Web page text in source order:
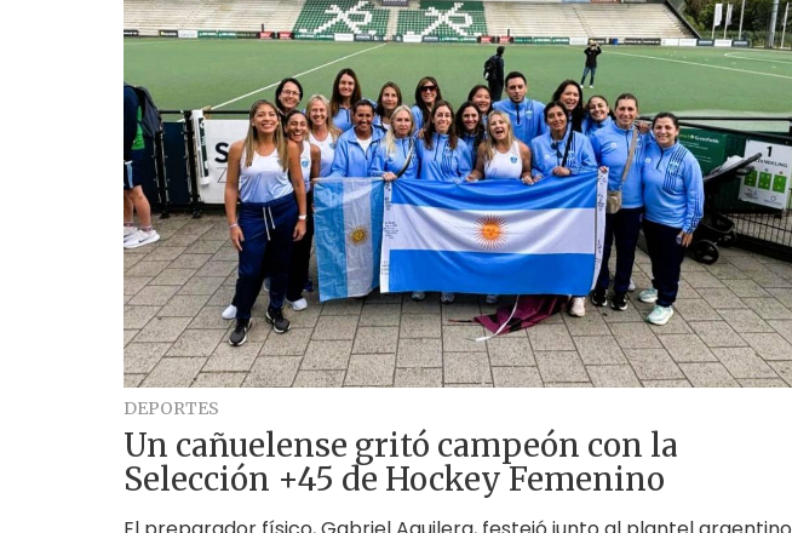
DEPORTES
Un cañuelense gritó campeón con la
Selección +45 de Hockey Femenino